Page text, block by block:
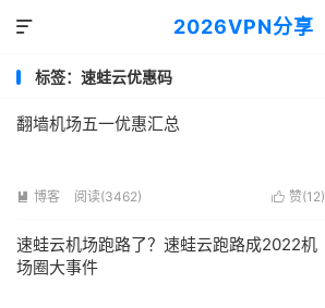
2026VPN分享

标签：速蛙云优惠码
翻墙机场五一优惠汇总
 赞(12)
 博客 阅读(3462)
速蛙云机场跑路了？速蛙云跑路成2022机
场圈大事件